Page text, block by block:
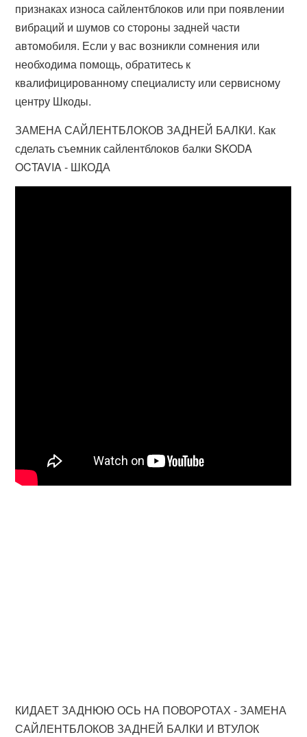
признаках износа сайлентблоков или при появлении
вибраций и шумов со стороны задней части
автомобиля. Если у вас возникли сомнения или
необходима помощь, обратитесь к
квалифицированному специалисту или сервисному
центру Шкоды.
ЗАМЕНА САЙЛЕНТБЛОКОВ ЗАДНЕЙ БАЛКИ. Как
сделать съемник сайлентблоков балки SKODA
OCTAVIA - ШКОДА
КИДАЕТ ЗАДНЮЮ ОСЬ НА ПОВОРОТАХ - ЗАМЕНА
САЙЛЕНТБЛОКОВ ЗАДНЕЙ БАЛКИ И ВТУЛОК